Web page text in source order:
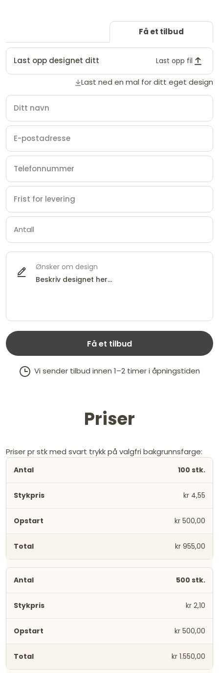
Få et tilbud
Last opp designet ditt Last opp fil
Last ned en mal for ditt eget design
Ønsker om design
Få et tilbud
Vi sender tilbud innen 1–2 timer i åpningstiden
Priser
Priser pr stk med svart trykk på valgfri bakgrunnsfarge:
100 stk.
kr 4,55
kr 500,00
kr 955,00
500 stk.
kr 2,10
kr 500,00
kr 1.550,00